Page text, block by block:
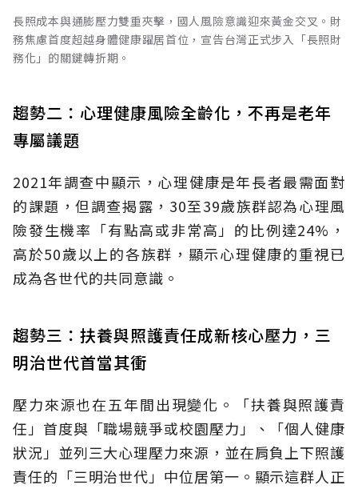
長照成本與通膨壓力雙重夾擊，國人風險意識迎來黃金交叉。財
務焦慮首度超越身體健康躍居首位，宣告台灣正式步入「長照財
務化」的關鍵轉折期。
趨勢二：心理健康風險全齡化，不再是老年
專屬議題
2021年調查中顯示，心理健康是年長者最需面對
的課題，但調查揭露，30至39歲族群認為心理風
險發生機率「有點高或非常高」的比例達24%，
高於50歲以上的各族群，顯示心理健康的重視已
成為各世代的共同意識。
趨勢三：扶養與照護責任成新核心壓力，三
明治世代首當其衝
壓力來源也在五年間出現變化。「扶養與照護責
任」首度與「職場競爭或校園壓力」、「個人健康
狀況」並列三大心理壓力來源，並在肩負上下照護
責任的「三明治世代」中位居第一。顯示這群人正